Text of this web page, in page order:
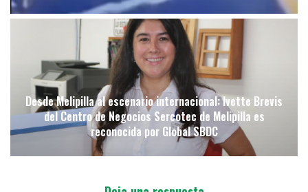
Desde Melipilla al escenario internacional: Ivette Brevis
del Centro de Negocios Sercotec de Melipilla es
reconocida por Global SBDC